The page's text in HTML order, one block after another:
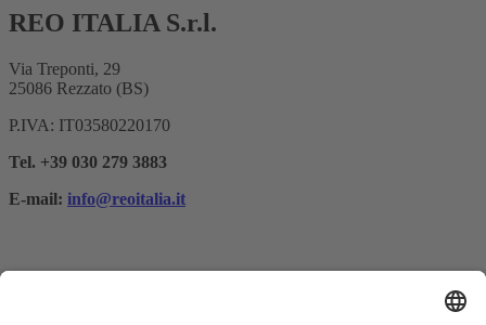
REO ITALIA S.r.l.
Via Treponti, 29
25086 Rezzato (BS)
P.IVA: IT03580220170
Tel. +39 030 279 3883
E-mail: info@reoitalia.it